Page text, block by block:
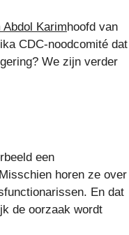
Abdol Karimhoofd van
CDC-noodcomité dat
We zijn verder
een
horen ze over
En dat
de oorzaak wordt